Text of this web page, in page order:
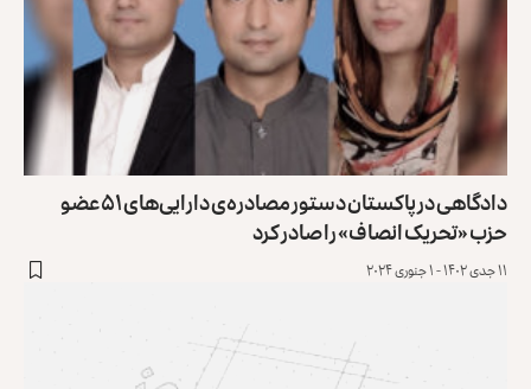
دادگاهی در پاکستان دستور مصادره‌ی دارایی‌های ۵۱ عضو
حزب «تحریک انصاف» را صادر کرد
۱۱ جدی ۱۴۰۲ - ۱ جنوری ۲۰۲۴